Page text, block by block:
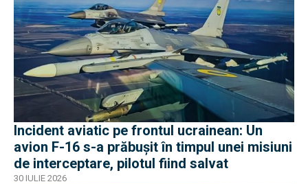
Incident aviatic pe frontul ucrainean: Un
avion F-16 s-a prăbușit în timpul unei misiuni
de interceptare, pilotul fiind salvat
30 IULIE 2026